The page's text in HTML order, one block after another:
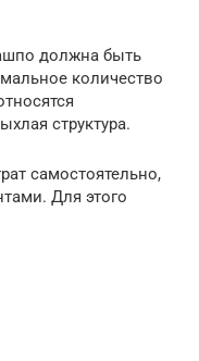
должна быть
количество
структура.
самостоятельно,
Для этого